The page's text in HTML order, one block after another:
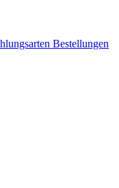
Bestellungen